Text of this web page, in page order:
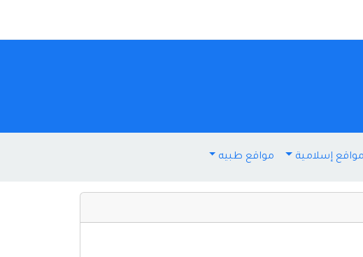
مواقع إسلامية مواقع طبيه